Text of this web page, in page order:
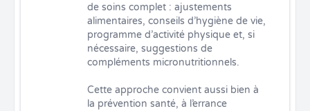
de soins complet : ajustements
alimentaires, conseils d’hygiène de vie,
programme d’activité physique et, si
nécessaire, suggestions de
compléments micronutritionnels.
Cette approche convient aussi bien à
la prévention santé, à l’errance